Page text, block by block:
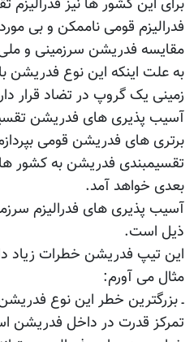
برای این کشور ها نیز فدرالیزم
فدرالیزم قومی ناممکن و بی
مقایسه فدریشن سرزمینی و
به علت اینکه این نوع فدریشن
زمینی یک گروپ در تضاد قرار
آسیب پذیری های فدریشن
برتری های فدریشن قومی
تقسیمبندی فدریشن به کشور
بعدی خواهد آمد.
آسیب پذیری های فدرالیزم
ذیل است.
این تیپ فدریشن خطرات زیاد
مثال می آورم:
ـ بزرگترین خطر این نوع
تمرکز قدرت در داخل فدریشن